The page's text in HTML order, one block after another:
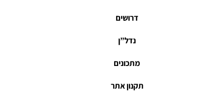
דרושים
נדל”ן
מתכונים
תקנון אתר